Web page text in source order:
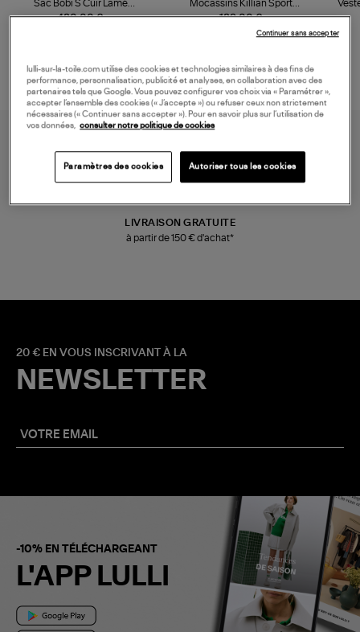
480,00 €
Sac Bobi S Cuir Lamé
Champagne
189,00 €
Mocassins Killian Sport
Mousse
LIVRAISON GRATUITE
à partir de 150 € d'achat*
20 € EN VOUS INSCRIVANT À LA
NEWSLETTER
-10% EN TÉLÉCHARGEANT
L'APP LULLI
lulli-sur-la-toile.com utilise des cookies et technologies similaires à des fins de
performance, personnalisation, publicité et analyses, en collaboration avec des
partenaires tels que Google. Vous pouvez configurer vos choix via « Paramétrer »,
accepter l’ensemble des cookies (« J’accepte ») ou refuser ceux non strictement
nécessaires (« Continuer sans accepter »). Pour en savoir plus sur l’utilisation de
vos données,
consulter notre politique de cookies
Paramètres des cookies Autoriser tous les cookies
Continuer sans accepter